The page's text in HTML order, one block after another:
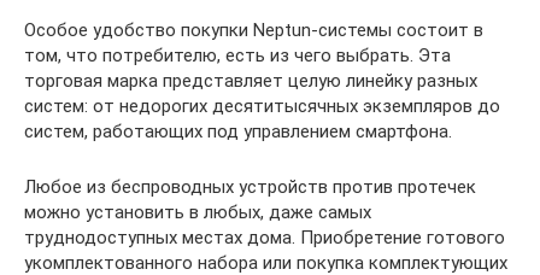
Особое удобство покупки Neptun-системы состоит в
том, что потребителю, есть из чего выбрать. Эта
торговая марка представляет целую линейку разных
систем: от недорогих десятитысячных экземпляров до
систем, работающих под управлением смартфона.
Любое из беспроводных устройств против протечек
можно установить в любых, даже самых
труднодоступных местах дома. Приобретение готового
укомплектованного набора или покупка комплектующих